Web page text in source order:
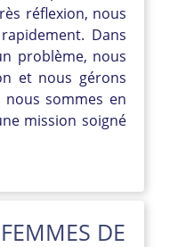
réflexion, nous
Dans
problème, nous
et nous gérons
sommes en
mission soigné
DE